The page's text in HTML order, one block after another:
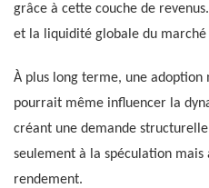
grâce à cette couche de
et la liquidité globale du marché
À plus long terme, une adoption
pourrait même influencer la
créant une demande
seulement à la spéculation mais
rendement.